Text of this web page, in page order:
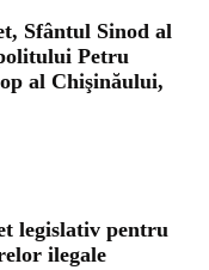
Sfântul Sinod al
Petru
al Chişinăului,
legislativ pentru
ilegale